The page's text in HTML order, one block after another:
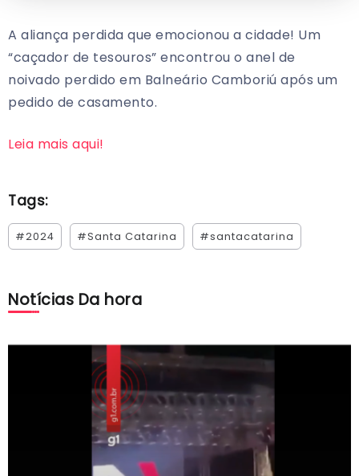
A aliança perdida que emocionou a cidade! Um
“caçador de tesouros” encontrou o anel de
noivado perdido em Balneário Camboriú após um
pedido de casamento.
Leia mais aqui!
Tags:
#2024 #Santa Catarina #santacatarina
Notícias Da hora